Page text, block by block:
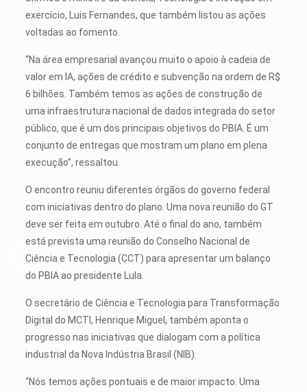
exercício, Luis Fernandes, que também listou as ações
voltadas ao fomento.
“Na área empresarial avançou muito o apoio à cadeia de
valor em IA, ações de crédito e subvenção na ordem de R$
6 bilhões. Também temos as ações de construção de
uma infraestrutura nacional de dados integrada do setor
público, que é um dos principais objetivos do PBIA. É um
conjunto de entregas que mostram um plano em plena
execução”, ressaltou.
O encontro reuniu diferentes órgãos do governo federal
com iniciativas dentro do plano. Uma nova reunião do GT
deve ser feita em outubro. Até o final do ano, também
está prevista uma reunião do Conselho Nacional de
Ciência e Tecnologia (CCT) para apresentar um balanço
do PBIA ao presidente Lula.
O secretário de Ciência e Tecnologia para Transformação
Digital do MCTI, Henrique Miguel, também aponta o
progresso nas iniciativas que dialogam com a política
industrial da Nova Indústria Brasil (NIB).
“Nós temos ações pontuais e de maior impacto. Uma